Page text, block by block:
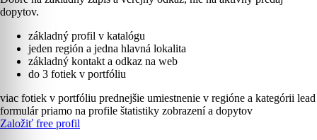
dopytov.
základný profil v katalógu
jeden región a jedna hlavná lokalita
základný kontakt a odkaz na web
do 3 fotiek v portfóliu
viac fotiek v portfóliu prednejšie umiestnenie v regióne a kategórii lead
formulár priamo na profile štatistiky zobrazení a dopytov
Založiť free profil